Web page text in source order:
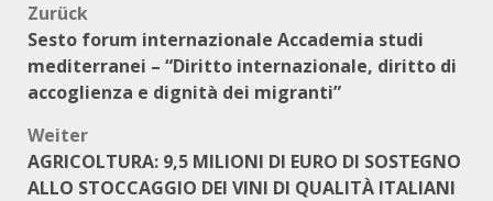
Beitragsnavigation
Zurück
Sesto forum internazionale Accademia studi
mediterranei – “Diritto internazionale, diritto di
accoglienza e dignità dei migranti”
Weiter
AGRICOLTURA: 9,5 MILIONI DI EURO DI SOSTEGNO
ALLO STOCCAGGIO DEI VINI DI QUALITÀ ITALIANI